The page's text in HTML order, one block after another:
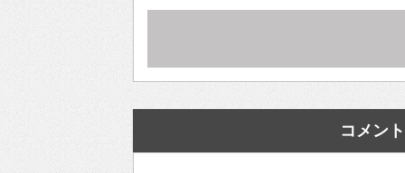
コメン